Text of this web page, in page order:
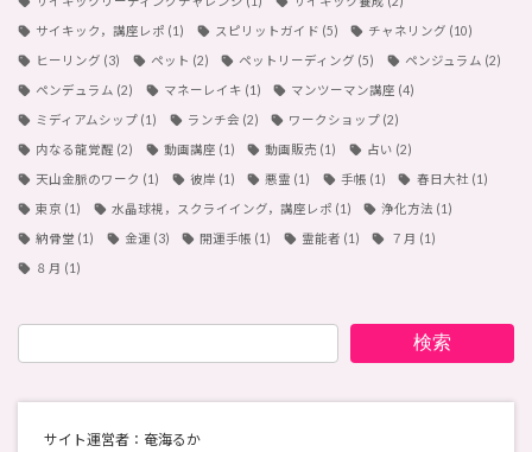
サイキック，講座レポ (1) スピリットガイド (5) チャネリング (10)
ヒーリング (3) ペット (2) ペットリーディング (5) ペンジュラム (2)
ペンデュラム (2) マネーレイキ (1) マンツーマン講座 (4)
ミディアムシップ (1) ランチ会 (2) ワークショップ (2)
内なる龍覚醒 (2) 動画講座 (1) 動画販売 (1) 占い (2)
天山金脈のワーク (1) 彼岸 (1) 悪霊 (1) 手帳 (1) 春日大社 (1)
東京 (1) 水晶球視，スクライイング，講座レポ (1) 浄化方法 (1)
納骨堂 (1) 金運 (3) 開運手帳 (1) 霊能者 (1) ７月 (1)
８月 (1)
検索
サイト運営者：奄海るか